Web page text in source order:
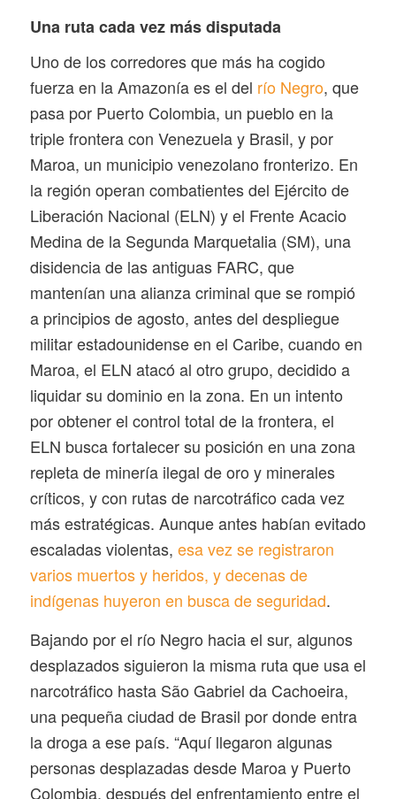
Una ruta cada vez más disputada
Uno de los corredores que más ha cogido
fuerza en la Amazonía es el del río Negro, que
pasa por Puerto Colombia, un pueblo en la
triple frontera con Venezuela y Brasil, y por
Maroa, un municipio venezolano fronterizo. En
la región operan combatientes del Ejército de
Liberación Nacional (ELN) y el Frente Acacio
Medina de la Segunda Marquetalia (SM), una
disidencia de las antiguas FARC, que
mantenían una alianza criminal que se rompió
a principios de agosto, antes del despliegue
militar estadounidense en el Caribe, cuando en
Maroa, el ELN atacó al otro grupo, decidido a
liquidar su dominio en la zona. En un intento
por obtener el control total de la frontera, el
ELN busca fortalecer su posición en una zona
repleta de minería ilegal de oro y minerales
críticos, y con rutas de narcotráfico cada vez
más estratégicas. Aunque antes habían evitado
escaladas violentas, esa vez se registraron
varios muertos y heridos, y decenas de
indígenas huyeron en busca de seguridad.
Bajando por el río Negro hacia el sur, algunos
desplazados siguieron la misma ruta que usa el
narcotráfico hasta São Gabriel da Cachoeira,
una pequeña ciudad de Brasil por donde entra
la droga a ese país. “Aquí llegaron algunas
personas desplazadas desde Maroa y Puerto
Colombia, después del enfrentamiento entre el